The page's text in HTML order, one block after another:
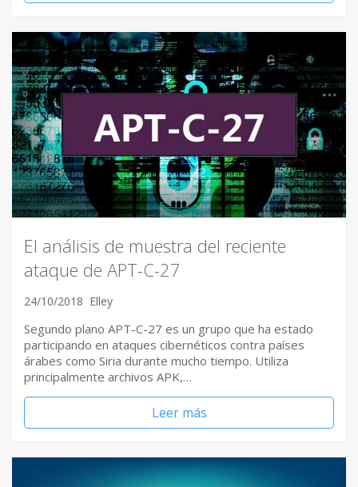
El análisis de muestra del reciente
ataque de APT-C-27
24/10/2018 Elley
Segundo plano APT-C-27 es un grupo que ha estado
participando en ataques cibernéticos contra países
árabes como Siria durante mucho tiempo. Utiliza
principalmente archivos APK,…
Leer más